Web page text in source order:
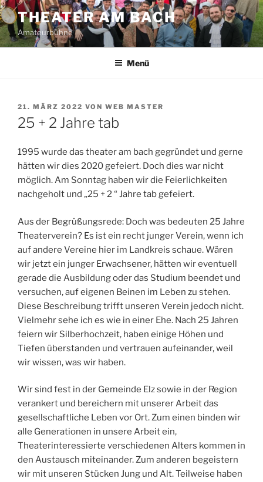
Zum
Inhalt
springen
THEATER AM BACH
Amateurbühne
Menü
VERÖFFENTLICHT
AM
21. MÄRZ 2022 VON WEB MASTER
25 + 2 Jahre tab
1995 wurde das theater am bach gegründet und gerne
hätten wir dies 2020 gefeiert. Doch dies war nicht
möglich. Am Sonntag haben wir die Feierlichkeiten
nachgeholt und „25 + 2 “ Jahre tab gefeiert.
Aus der Begrüßungsrede: Doch was bedeuten 25 Jahre
Theaterverein? Es ist ein recht junger Verein, wenn ich
auf andere Vereine hier im Landkreis schaue. Wären
wir jetzt ein junger Erwachsener, hätten wir eventuell
gerade die Ausbildung oder das Studium beendet und
versuchen, auf eigenen Beinen im Leben zu stehen.
Diese Beschreibung trifft unseren Verein jedoch nicht.
Vielmehr sehe ich es wie in einer Ehe. Nach 25 Jahren
feiern wir Silberhochzeit, haben einige Höhen und
Tiefen überstanden und vertrauen aufeinander, weil
wir wissen, was wir haben.
Wir sind fest in der Gemeinde Elz sowie in der Region
verankert und bereichern mit unserer Arbeit das
gesellschaftliche Leben vor Ort. Zum einen binden wir
alle Generationen in unsere Arbeit ein,
Theaterinteressierte verschiedenen Alters kommen in
den Austausch miteinander. Zum anderen begeistern
wir mit unseren Stücken Jung und Alt. Teilweise haben